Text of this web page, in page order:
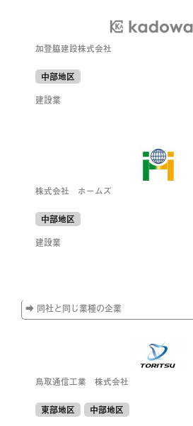
加登脇建設株式会社
中部地区
建設業
株式会社 ホームズ
中部地区
建設業
➡ 同社と同じ業種の企業
鳥取通信工業 株式会社
東部地区
中部地区